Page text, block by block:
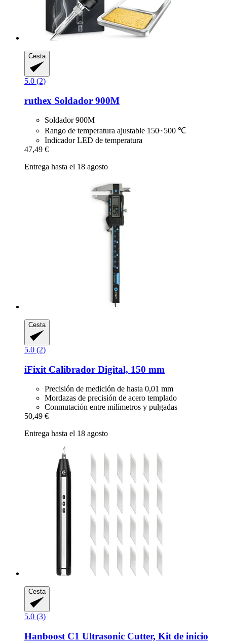
Cesta
5.0 (2)
ruthex Soldador 900M
Soldador 900M
Rango de temperatura ajustable 150~500 ℃
Indicador LED de temperatura
47,49 €
Entrega hasta el 18 agosto
Cesta
5.0 (2)
iFixit Calibrador Digital, 150 mm
Precisión de medición de hasta 0,01 mm
Mordazas de precisión de acero templado
Conmutación entre milímetros y pulgadas
50,49 €
Entrega hasta el 18 agosto
Cesta
5.0 (3)
Hanboost C1 Ultrasonic Cutter, Kit de inicio